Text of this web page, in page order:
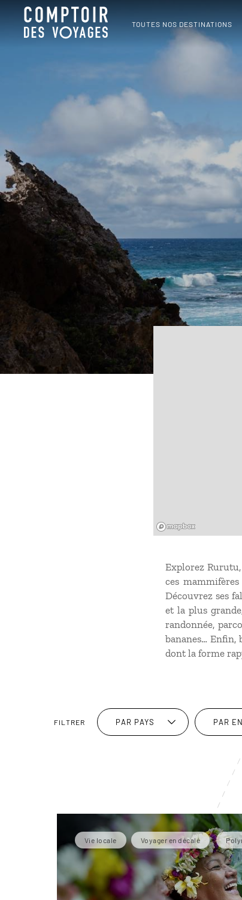
TOUTES NOS DESTINATIONS
Explorez Rurutu,
ces
Découvrez ses
et la plus
randonnée,
bananes… Enfin,
dont la forme
FILTRER PAR PAYS PAR
Vie locale Voyager en décalé